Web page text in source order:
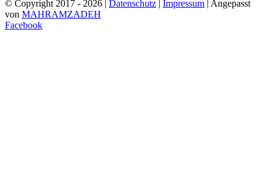
© Copyright 2017 - 2026 | Datenschutz | Impressum | Angepasst
von MAHRAMZADEH
Facebook